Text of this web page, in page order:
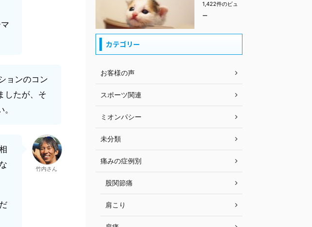
ョンのコン
したが、そ
竹内さん
1,422件のビュ
ー
カテゴリー
お客様の声
スポーツ関連
ミオンパシー
未分類
痛みの症例別
股関節痛
肩こり